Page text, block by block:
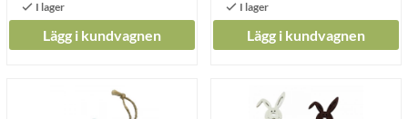
Lägg i kundvagnen Lägg i kundvagnen